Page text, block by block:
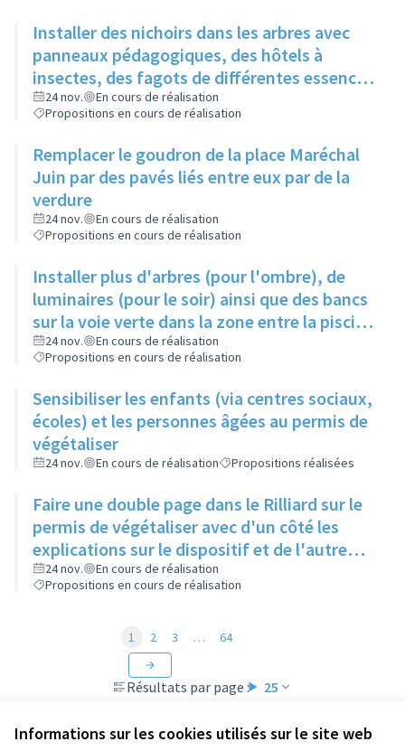
Informations sur les cookies utilisés sur le site web
Installer des nichoirs dans les arbres avec
panneaux pédagogiques, des hôtels à
insectes, des fagots de différentes essences
pour stimuler la biodiversité sur la place du
Château à la Roue
24 nov.
En cours de réalisation
Propositions en cours de réalisation
Remplacer le goudron de la place Maréchal
Juin par des pavés liés entre eux par de la
verdure
24 nov.
En cours de réalisation
Propositions en cours de réalisation
Installer plus d'arbres (pour l'ombre), de
luminaires (pour le soir) ainsi que des bancs
sur la voie verte dans la zone entre la piscine
et la rue de l'Industrie
24 nov.
En cours de réalisation
Propositions en cours de réalisation
Sensibiliser les enfants (via centres sociaux,
écoles) et les personnes âgées au permis de
végétaliser
24 nov. En cours de réalisation Propositions réalisées
Faire une double page dans le Rilliard sur le
permis de végétaliser avec d'un côté les
explications sur le dispositif et de l'autre
côté des exemples concrets de lieux à
investir
24 nov.
En cours de réalisation
Propositions en cours de réalisation
Résultats par page : 25
1 2 3 … 64